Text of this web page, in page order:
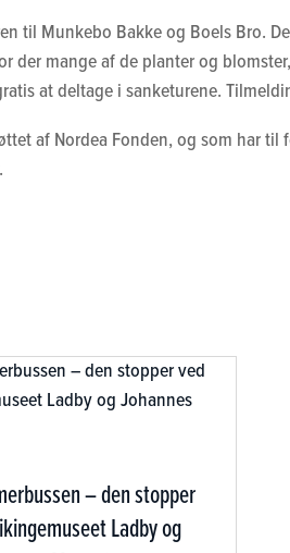
til Munkebo Bakke og Boels Bro.
mange af de planter og
at deltage i sanketurene.
af Nordea Fonden, og som har
– den stopper
Ladby og